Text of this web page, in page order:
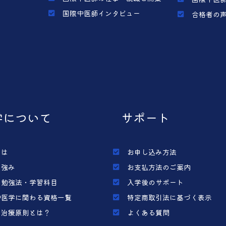
国際中医師インタビュー
合格者の
ついて
み
強法・学習科目
学に関わる資格一覧
療原則とは？
サポート
お申し込み方法
お支払方法のご案内
入学後のサポート
特定商取引法に基づく表示
よくある質問